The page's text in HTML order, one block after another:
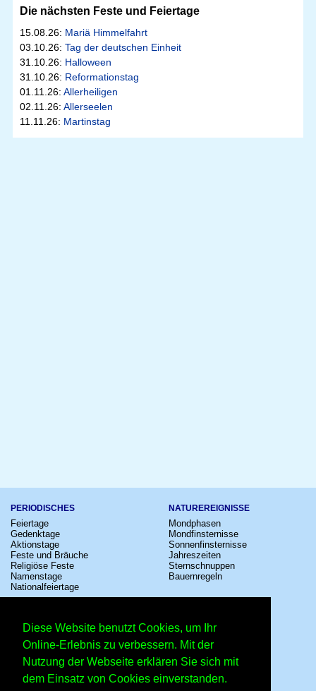
Diese Website benutzt Cookies, um Ihr
Online-Erlebnis zu verbessern. Mit der
Nutzung der Webseite erklären Sie sich mit
dem Einsatz von Cookies einverstanden.
Die nächsten Feste und Feiertage
15.08.26: Mariä Himmelfahrt
03.10.26: Tag der deutschen Einheit
31.10.26: Halloween
31.10.26: Reformationstag
01.11.26: Allerheiligen
02.11.26: Allerseelen
11.11.26: Martinstag
PERIODISCHES
Feiertage
Gedenktage
Aktionstage
Feste und Bräuche
Religiöse Feste
Namenstage
Nationalfeiertage
NATUREREIGNISSE
Mondphasen
Mondfinsternisse
Sonnenfinsternisse
Jahreszeiten
Sternschnuppen
Bauernregeln
Kinostarts
Festivals
Großevents
Fußball
Comedy
Shows
Sternzeichen
Schalttage
Wahltage
Messen
Erinnerungen
Volksfeste